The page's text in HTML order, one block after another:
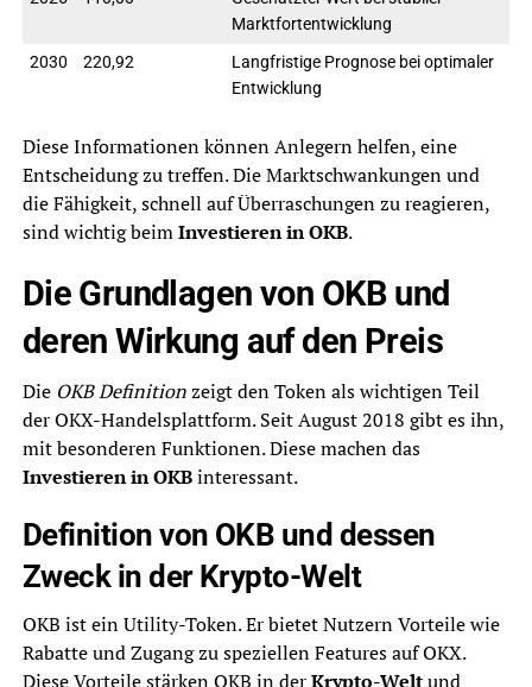
Marktfortentwicklung
2030
220,92
Langfristige Prognose bei optimaler
Entwicklung
Diese Informationen können Anlegern helfen, eine
Entscheidung zu treffen. Die Marktschwankungen und
die Fähigkeit, schnell auf Überraschungen zu reagieren,
sind wichtig beimInvestieren in OKB.
Die Grundlagen von OKB und
deren Wirkung auf den Preis
Die OKB Definitionzeigt den Token als wichtigen Teil
der OKX-Handelsplattform. Seit August 2018 gibt es ihn,
mit besonderen Funktionen. Diese machen das
Investieren in OKBinteressant.
Definition von OKB und dessen
Zweck in der Krypto-Welt
OKB ist ein Utility-Token. Er bietet Nutzern Vorteile wie
Rabatte und Zugang zu speziellen Features auf OKX.
Diese Vorteile stärken OKB in derKrypto-Weltund